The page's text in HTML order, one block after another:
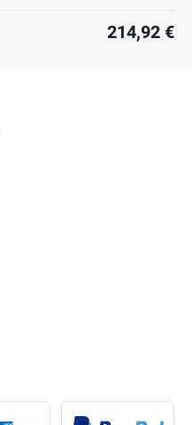
214,92 €